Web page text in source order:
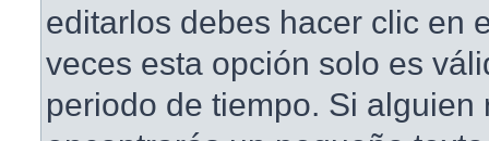
editarlos debes hacer clic en
veces esta opción solo es
periodo de tiempo. Si alguien